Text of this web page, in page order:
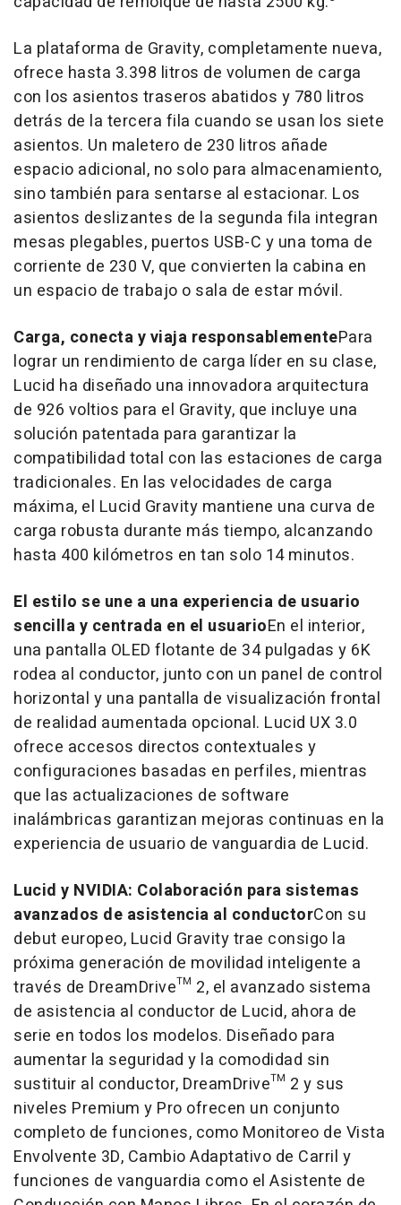
La plataforma de Gravity, completamente nueva,
ofrece hasta 3.398 litros de volumen de carga
con los asientos traseros abatidos y 780 litros
detrás de la tercera fila cuando se usan los siete
asientos. Un maletero de 230 litros añade
espacio adicional, no solo para almacenamiento,
sino también para sentarse al estacionar. Los
asientos deslizantes de la segunda fila integran
mesas plegables, puertos USB-C y una toma de
corriente de 230 V, que convierten la cabina en
un espacio de trabajo o sala de estar móvil.
Carga, conecta y viaja responsablementePara
lograr un rendimiento de carga líder en su clase,
Lucid ha diseñado una innovadora arquitectura
de 926 voltios para el Gravity, que incluye una
solución patentada para garantizar la
compatibilidad total con las estaciones de carga
tradicionales. En las velocidades de carga
máxima, el Lucid Gravity mantiene una curva de
carga robusta durante más tiempo, alcanzando
hasta 400 kilómetros en tan solo 14 minutos.
El estilo se une a una experiencia de usuario
sencilla y centrada en el usuarioEn el interior,
una pantalla OLED flotante de 34 pulgadas y 6K
rodea al conductor, junto con un panel de control
horizontal y una pantalla de visualización frontal
de realidad aumentada opcional. Lucid UX 3.0
ofrece accesos directos contextuales y
configuraciones basadas en perfiles, mientras
que las actualizaciones de software
inalámbricas garantizan mejoras continuas en la
experiencia de usuario de vanguardia de Lucid.
Lucid y NVIDIA: Colaboración para sistemas
avanzados de asistencia al conductorCon su
debut europeo, Lucid Gravity trae consigo la
próxima generación de movilidad inteligente a
través de DreamDrive™ 2, el avanzado sistema
de asistencia al conductor de Lucid, ahora de
serie en todos los modelos. Diseñado para
aumentar la seguridad y la comodidad sin
sustituir al conductor, DreamDrive™ 2 y sus
niveles Premium y Pro ofrecen un conjunto
completo de funciones, como Monitoreo de Vista
Envolvente 3D, Cambio Adaptativo de Carril y
funciones de vanguardia como el Asistente de